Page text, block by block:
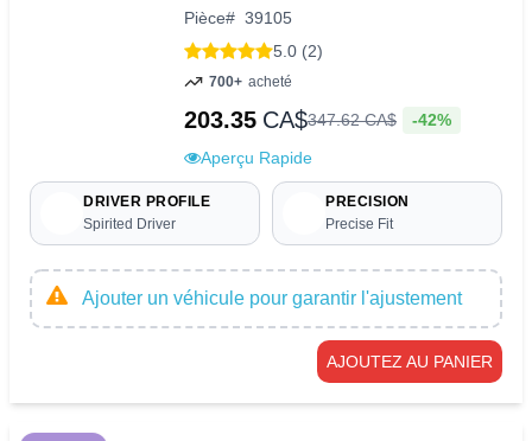
Pièce# 39105
5.0 (2)
700+ acheté
203.35 CA$347.62CA$ -42%
Aperçu Rapide
DRIVER PROFILE
Spirited Driver
PRECISION
Precise Fit
Ajouter un véhicule pour garantir l'ajustement
AJOUTEZ AU PANIER